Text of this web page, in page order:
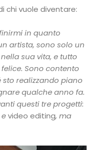
chi vuole diventare:
in quanto
artista, sono solo un
sua vita, e tutto
Sono contento
realizzando piano
qualche anno fa.
questi tre progetti:
evideo editing, ma